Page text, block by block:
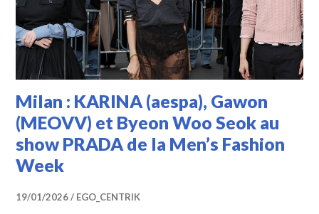
Milan : KARINA (aespa), Gawon
(MEOVV) et Byeon Woo Seok au
show PRADA de la Men’s Fashion
Week
19/01/2026 EGO_CENTRIK